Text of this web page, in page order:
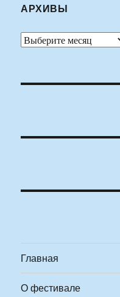
АРХИВЫ
Архивы
Главная
О фестивале